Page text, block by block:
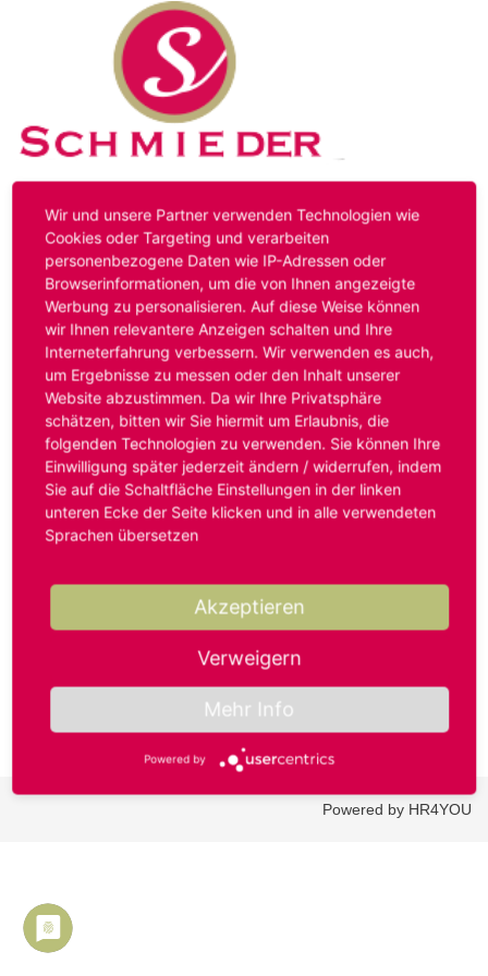
Kontakt Impressum Datenschutz
Hinweis:Das von ihnen aufgerufene Stellenangebot ist
bereits ausgelaufen. Alternative Stellenanzeigen finden
Sie unter:
www.schmieder-personal.de/stellenangebote
Oder Sie bewerben sich
initiativund wir suchen für Sie
passende Stellenangebote.
Anmelden
Benutzername oder E-Mail-Adresse*
Passwort*
Powered by HR4YOU
Wir und unsere Partner verwenden Technologien wie
Cookies oder Targeting und verarbeiten
personenbezogene Daten wie IP-Adressen oder
Browserinformationen, um die von Ihnen angezeigte
Werbung zu personalisieren. Auf diese Weise können
wir Ihnen relevantere Anzeigen schalten und Ihre
Interneterfahrung verbessern. Wir verwenden es auch,
um Ergebnisse zu messen oder den Inhalt unserer
Website abzustimmen. Da wir Ihre Privatsphäre
schätzen, bitten wir Sie hiermit um Erlaubnis, die
folgenden Technologien zu verwenden. Sie können Ihre
Einwilligung später jederzeit ändern / widerrufen, indem
Sie auf die Schaltfläche Einstellungen in der linken
unteren Ecke der Seite klicken und in alle verwendeten
Sprachen übersetzen
Akzeptieren
Verweigern
Mehr Info
Powered by